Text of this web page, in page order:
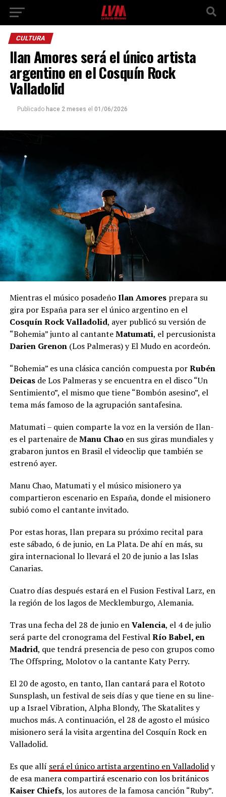
CULTURA
Ilan Amores será el único artista
argentino en el Cosquín Rock
Valladolid
Publicado hace 2 meses el 01/06/2026
Mientras el músico posadeñoIlan Amoresprepara su
gira por España para ser el único argentino en el
Cosquín Rock Valladolid, ayer publicó su versión de
“Bohemia” junto al cantanteMatumati, el percusionista
Darien Grenon(Los Palmeras) y El Mudo en acordeón.
“Bohemia” es una clásica canción compuesta porRubén
Deicasde Los Palmeras y se encuentra en el disco “Un
Sentimiento”, el mismo que tiene “Bombón asesino”, el
tema más famoso de la agrupación santafesina.
Matumati – quien comparte la voz en la versión de Ilan-
es el partenaire deManu Chaoen sus giras mundiales y
grabaron juntos en Brasil el videoclip que también se
estrenó ayer.
Manu Chao, Matumati y el músico misionero ya
compartieron escenario en España, donde el misionero
subió como el cantante invitado.
Por estas horas, Ilan prepara su próximo recital para
este sábado, 6 de junio, en La Plata. De ahí en más, su
gira internacional lo llevará el 20 de junio a las Islas
Canarias.
Cuatro días después estará en el Fusion Festival Larz, en
la región de los lagos de Mecklemburgo, Alemania.
Tras una fecha del 28 de junio enValencia, el 4 de julio
será parte del cronograma del FestivalRío Babel, en
Madrid, que tendrá presencia de peso con grupos como
The Offspring, Molotov o la cantante Katy Perry.
El 20 de agosto, en tanto, Ilan cantará para el Rototo
Sunsplash, un festival de seis días y que tiene en su line-
up a Israel Vibration, Alpha Blondy, The Skatalites y
muchos más. A continuación, el 28 de agosto el músico
misionero será la visita argentina del Cosquín Rock en
Valladolid.
Es que allí será el único artista argentino en Valladolidy
de esa manera compartirá escenario con los británicos
Kaiser Chiefs, los autores de la famosa canción “Ruby”.